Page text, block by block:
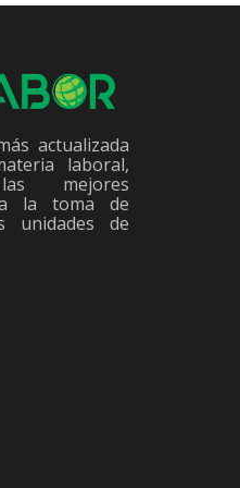
actualizada
laboral,
mejores
la toma de
unidades de